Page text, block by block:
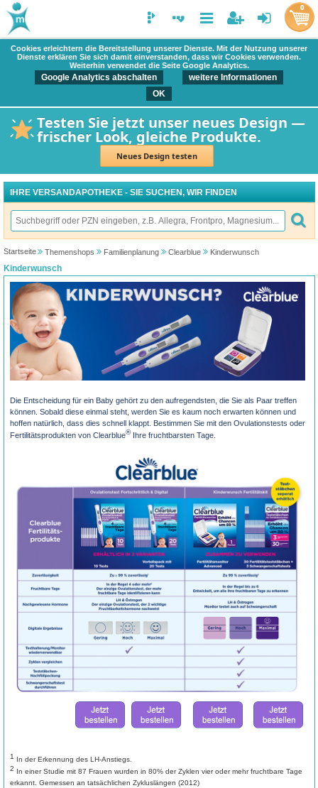
Cookies erleichtern die Bereitstellung unserer Dienste. Mit der Nutzung unserer
Dienste erklären Sie sich damit einverstanden, dass wir Cookies verwenden.
Weiterhin verwendet die Seite Google Analytics.
Google Analytics abschalten
weitere Informationen
OK
Testen Sie jetzt unser neues Design —
frischer Look, gleiche Produkte.
Neues Design testen
0
IHRE VERSANDAPOTHEKE - SIE SUCHEN, WIR FINDEN
Startseite Themenshops Familienplanung Clearblue Kinderwunsch
Kinderwunsch
Die Entscheidung für ein Baby gehört zu den aufregendsten, die Sie als Paar treffen
können. Sobald diese einmal steht, werden Sie es kaum noch erwarten können und
hoffen natürlich, dass dies schnell klappt. Bestimmen Sie mit den Ovulationstests oder
Fertilitätsprodukten von Clearblue®Ihre fruchtbarsten Tage.
1
In der Erkennung des LH-Anstiegs.
2 In einer Studie mit 87 Frauen wurden in 80% der Zyklen vier oder mehr fruchtbare Tage
erkannt. Gemessen an tatsächlichen Zykluslängen (2012)